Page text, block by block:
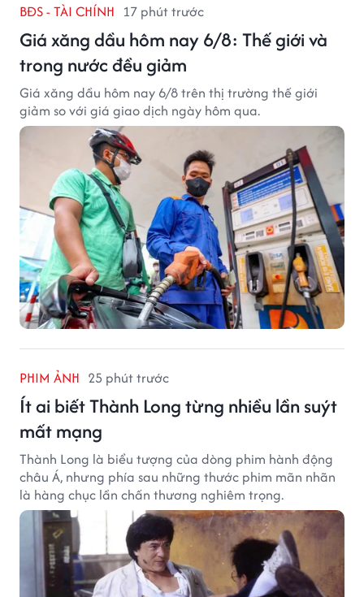
BĐS - TÀI CHÍNH 17 phút trước
Giá xăng dầu hôm nay 6/8: Thế giới và
trong nước đều giảm
Giá xăng dầu hôm nay 6/8 trên thị trường thế giới
giảm so với giá giao dịch ngày hôm qua.
PHIM ẢNH 25 phút trước
Ít ai biết Thành Long từng nhiều lần suýt
mất mạng
Thành Long là biểu tượng của dòng phim hành động
châu Á, nhưng phía sau những thước phim mãn nhãn
là hàng chục lần chấn thương nghiêm trọng.